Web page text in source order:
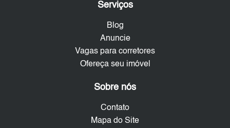
Serviços
Blog
Anuncie
Vagas para corretores
Ofereça seu imóvel
Sobre nós
Contato
Mapa do Site